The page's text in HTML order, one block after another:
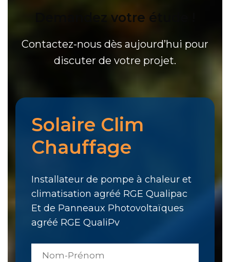
Demandez votre étude !
Contactez-nous dès aujourd’hui pour
discuter de votre projet.
Solaire Clim
Chauffage
Installateur de pompe à chaleur et
climatisation agréé RGE Qualipac
Et de Panneaux Photovoltaïques
agréé RGE QualiPv